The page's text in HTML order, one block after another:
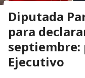
Diputada
para
septiembre:
Ejecutivo